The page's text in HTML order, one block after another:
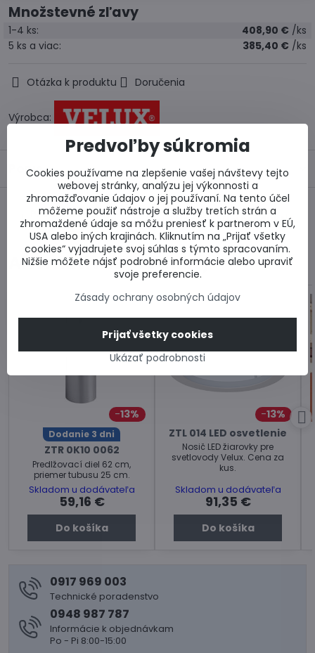
Množstevné zľavy
1-4 ks: 408,90 € /ks
5 ks a viac: 385,40 € /ks
Otázka k produktu Doručenia
Výrobca:
Popis
Predchádzajúci
produkt
Nasledujúci produkt
Alternatívne produkty
13%
Dodanie 3 dni
ZTR 0K10 0062
Predlžovací diel 62 cm,
priemer tubusu 25 cm.
Skladom u dodávateľa
59,16 €
Do košíka
13%
ZTL 014 LED osvetlenie
Nosič LED žiarovky pre
svetlovody Velux. Cena za
kus.
Skladom u dodávateľa
91,35 €
Do košíka
0917 969 003
Technické poradenstvo
0948 987 787
Informácie k objednávkam
Po - Pi 8:00-15:00
Predvoľby súkromia
Cookies používame na zlepšenie vašej návštevy tejto
webovej stránky, analýzu jej výkonnosti a
zhromažďovanie údajov o jej používaní. Na tento účel
môžeme použiť nástroje a služby tretích strán a
zhromaždené údaje sa môžu preniesť k partnerom v EÚ,
USA alebo iných krajinách. Kliknutím na „Prijať všetky
cookies“ vyjadrujete svoj súhlas s týmto spracovaním.
Nižšie môžete nájsť podrobné informácie alebo upraviť
svoje preferencie.
Zásady ochrany osobných údajov
Ukázať podrobnosti
Prijať všetky cookies